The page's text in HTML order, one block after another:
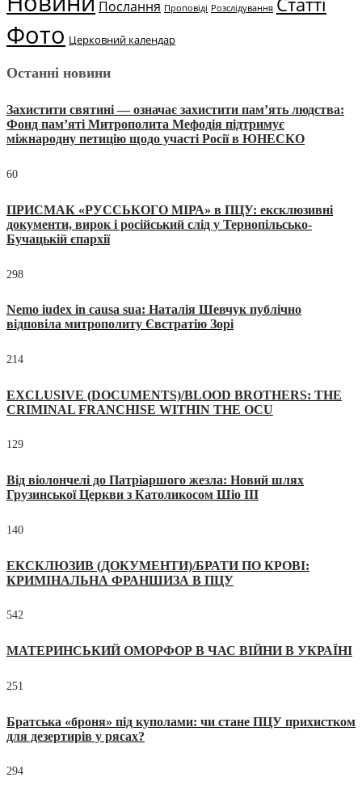
Послання Проповіді Розслідування
Фото Церковний календар
Останні новини
Захистити святині — означає захистити пам’ять людства:
Фонд пам’яті Митрополита Мефодія підтримує
міжнародну петицію щодо участі Росії в ЮНЕСКО
60
ПРИСМАК «РУССЬКОГО МІРА» в ПЦУ: ексклюзивні
документи, вирок і російський слід у Тернопільсько-
Бучацькій єпархії
298
Nemo iudex in causa sua: Наталія Шевчук публічно
відповіла митрополиту Євстратію Зорі
214
EXCLUSIVE (DOCUMENTS)/BLOOD BROTHERS: THE
CRIMINAL FRANCHISE WITHIN THE OCU
129
Від віолончелі до Патріаршого жезла: Новий шлях
Грузинської Церкви з Католикосом Шіо III
140
ЕКСКЛЮЗИВ (ДОКУМЕНТИ)/БРАТИ ПО КРОВІ:
КРИМІНАЛЬНА ФРАНШИЗА В ПЦУ
542
МАТЕРИНСЬКИЙ ОМОРФОР В ЧАС ВІЙНИ В УКРАЇНІ
251
Братська «броня» під куполами: чи стане ПЦУ прихистком
для дезертирів у рясах?
294